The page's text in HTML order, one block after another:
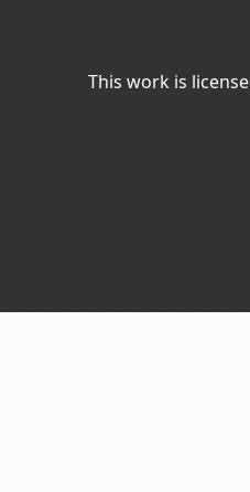
This work is